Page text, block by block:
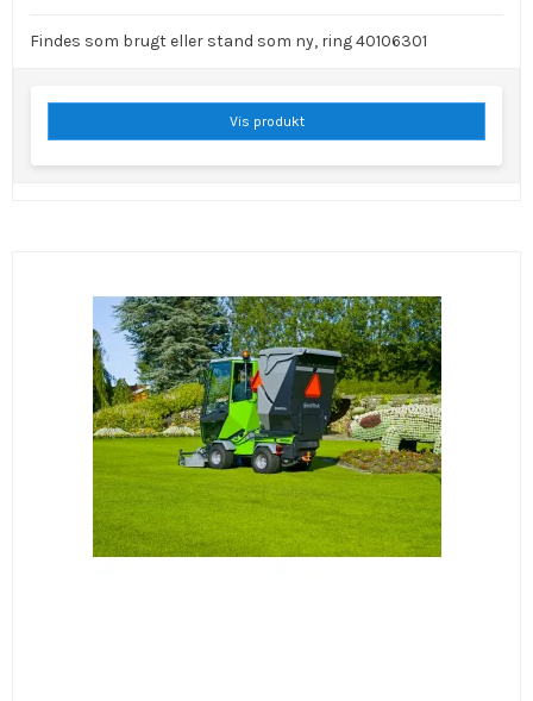
Findes som brugt eller stand som ny, ring 40106301
Vis produkt